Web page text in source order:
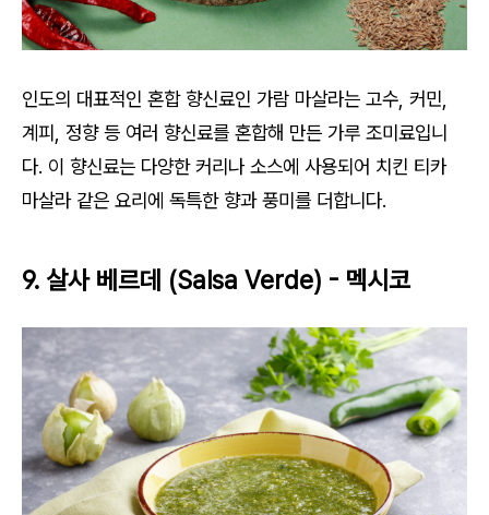
인도의 대표적인 혼합 향신료인 가람 마살라는 고수, 커민,
계피, 정향 등 여러 향신료를 혼합해 만든 가루 조미료입니
다. 이 향신료는 다양한 커리나 소스에 사용되어 치킨 티카
마살라 같은 요리에 독특한 향과 풍미를 더합니다.
9. 살사 베르데 (Salsa Verde) - 멕시코